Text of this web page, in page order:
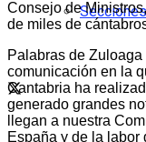
Secciones
Consejo de
de miles de
Palabras de
comunicación en la
Cantabria ha
generado grandes
llegan a nuestra
España y de la